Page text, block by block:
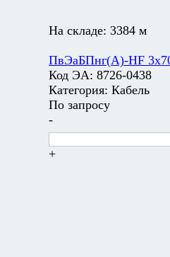
На складе: 3384 м
ПвЭаБПнг(А)-HF
Код ЭА: 8726-0438
Категория: Кабель
По запросу
-
+